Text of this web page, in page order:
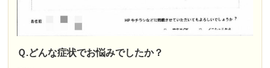
Ｑ.どんな症状でお悩みでしたか？